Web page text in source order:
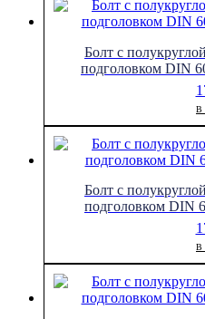
Болт с
подголовком DIN
В
Болт с
подголовком DIN
В